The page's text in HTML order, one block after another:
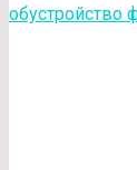
обустройство